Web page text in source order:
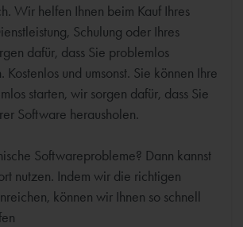
Wir helfen Ihnen beim Kauf Ihres
Schulung oder Ihres
dafür, dass Sie problemlos
Kostenlos und umsonst. Sie können Ihre
starten, wir sorgen dafür, dass Sie
Software herausholen.
Softwareprobleme? Dann kannst
nutzen. Indem wir die richtigen
können wir Ihnen so schnell